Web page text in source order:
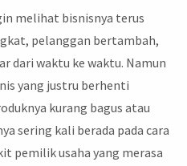
melihat bisnisnya terus
pelanggan bertambah,
dari waktu ke waktu. Namun
yang justru berhenti
kurang bagus atau
sering kali berada pada cara
pemilik usaha yang merasa